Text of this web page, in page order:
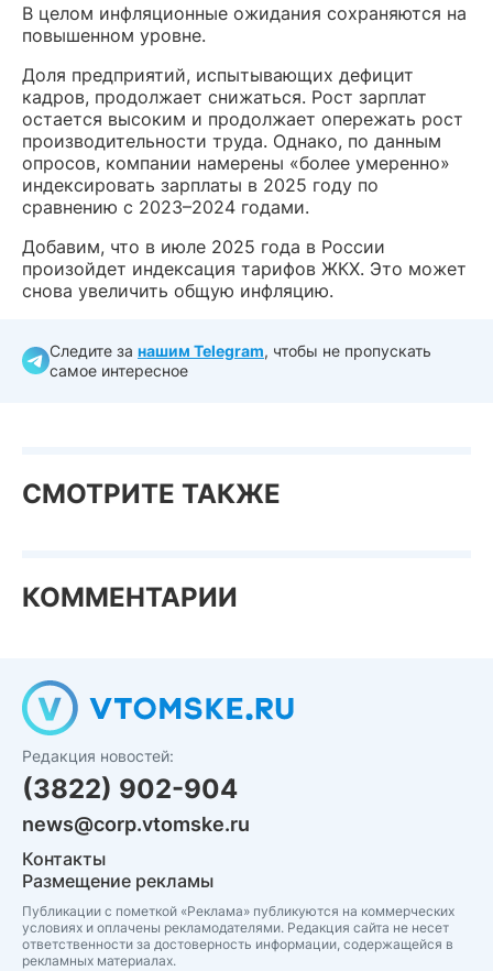
В целом инфляционные ожидания сохраняются на
повышенном уровне.
Доля предприятий, испытывающих дефицит
кадров, продолжает снижаться. Рост зарплат
остается высоким и продолжает опережать рост
производительности труда. Однако, по данным
опросов, компании намерены «более умеренно»
индексировать зарплаты в 2025 году по
сравнению с 2023–2024 годами.
Добавим, что в июле 2025 года в России
произойдет индексация тарифов ЖКХ. Это может
снова увеличить общую инфляцию.
Следите за нашим Telegram, чтобы не пропускать
самое интересное
СМОТРИТЕ ТАКЖЕ
КОММЕНТАРИИ
Редакция новостей:
(3822) 902-904
news@corp.vtomske.ru
Контакты
Размещение рекламы
Публикации с пометкой «Реклама» публикуются на коммерческих
условиях и оплачены рекламодателями. Редакция сайта не несет
ответственности за достоверность информации, содержащейся в
рекламных материалах.